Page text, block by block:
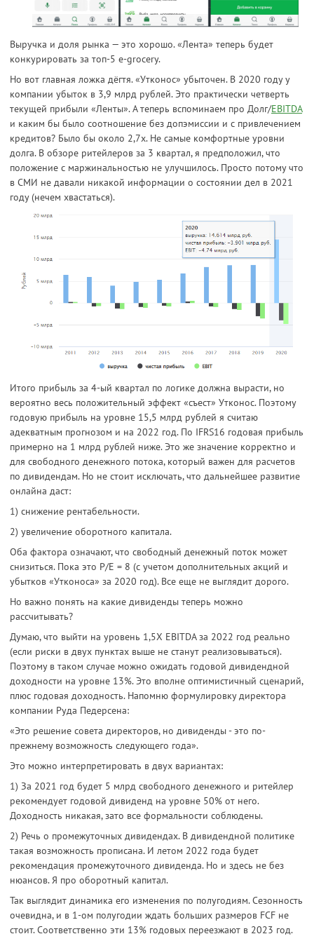
Выручка и доля рынка — это хорошо. «Лента» теперь будет
конкурировать за топ-5 e-grocery.
Но вот главная ложка дёгтя. «Утконос» убыточен. В 2020 году у
компании убыток в 3,9 млрд рублей. Это практически четверть
текущей прибыли «Ленты». А теперь вспоминаем про Долг/EBITDA
и каким бы было соотношение без допэмиссии и с привлечением
кредитов? Было бы около 2,7х. Не самые комфортные уровни
долга. В обзоре ритейлеров за 3 квартал, я предположил, что
положение с маржинальностью не улучшилось. Просто потому что
в СМИ не давали никакой информации о состоянии дел в 2021
году (нечем хвастаться).
Итого прибыль за 4-ый квартал по логике должна вырасти, но
вероятно весь положительный эффект «съест» Утконос. Поэтому
годовую прибыль на уровне 15,5 млрд рублей я считаю
адекватным прогнозом и на 2022 год. По IFRS16 годовая прибыль
примерно на 1 млрд рублей ниже. Это же значение корректно и
для свободного денежного потока, который важен для расчетов
по дивидендам. Но не стоит исключать, что дальнейшее развитие
онлайна даст:
1) снижение рентабельности.
2) увеличение оборотного капитала.
Оба фактора означают, что свободный денежный поток может
снизиться. Пока это P/E = 8 (с учетом дополнительных акций и
убытков «Утконоса» за 2020 год). Все еще не выглядит дорого.
Но важно понять на какие дивиденды теперь можно
рассчитывать?
Думаю, что выйти на уровень 1,5Х EBITDA за 2022 год реально
(если риски в двух пунктах выше не станут реализовываться).
Поэтому в таком случае можно ожидать годовой дивидендной
доходности на уровне 13%. Это вполне оптимистичный сценарий,
плюс годовая доходность. Напомню формулировку директора
компании Руда Педерсена:
«Это решение совета директоров, но дивиденды - это по-
прежнему возможность следующего года».
Это можно интерпретировать в двух вариантах:
1) За 2021 год будет 5 млрд свободного денежного и ритейлер
рекомендует годовой дивиденд на уровне 50% от него.
Доходность никакая, зато все формальности соблюдены.
2) Речь о промежуточных дивидендах. В дивидендной политике
такая возможность прописана. И летом 2022 года будет
рекомендация промежуточного дивиденда. Но и здесь не без
нюансов. Я про оборотный капитал.
Так выглядит динамика его изменения по полугодиям. Сезонность
очевидна, и в 1-ом полугодии ждать больших размеров FCF не
стоит. Соответственно эти 13% годовых переезжают в 2023 год.